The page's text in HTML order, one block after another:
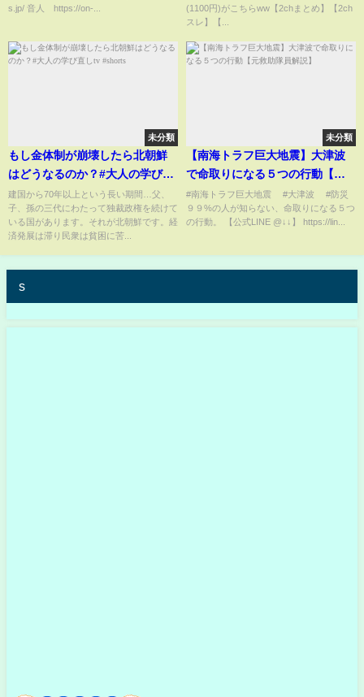
s.jp/ 音人 https://on-...
(1100円)がこちらww【2chまとめ】【2ch
スレ】【...
未分類
もし金体制が崩壊したら北朝鮮
はどうなるのか？#大人の学び直
しtv #shorts
建国から70年以上という長い期間…父、
子、孫の三代にわたって独裁政権を続けて
いる国があります。それが北朝鮮です。経
済発展は滞り民衆は貧困に苦...
未分類
【南海トラフ巨大地震】大津波
で命取りになる５つの行動【元
救助隊員解説】
#南海トラフ巨大地震 #大津波 #防災
９９%の人が知らない、命取りになる５つ
の行動。 【公式LINE @↓↓】 https://lin...
s